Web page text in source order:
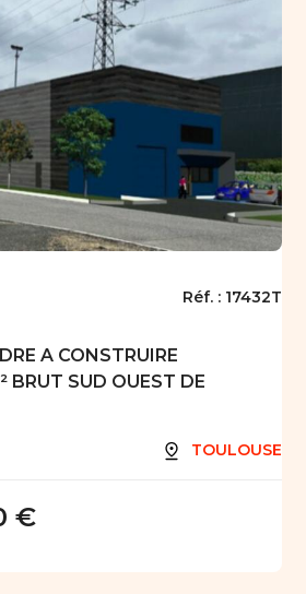
Réf. : 17432T
A CONSTRUIRE
BRUT SUD OUEST DE
TOULOUSE
€